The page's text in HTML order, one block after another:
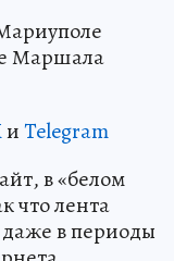
Маршала
иTelegram
в «белом
что лента
даже в периоды